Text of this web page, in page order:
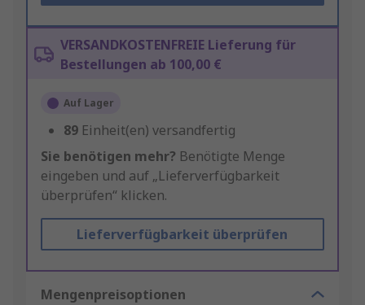
VERSANDKOSTENFREIE Lieferung für
Bestellungen ab 100,00 €
Auf Lager
89 Einheit(en) versandfertig
Sie benötigen mehr? Benötigte Menge
eingeben und auf „Lieferverfügbarkeit
überprüfen“ klicken.
Lieferverfügbarkeit überprüfen
Mengenpreisoptionen